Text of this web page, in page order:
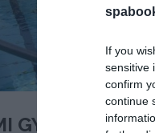
If you
sensitive
confirm
continue